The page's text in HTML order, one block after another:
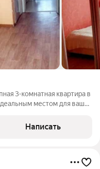
3-комнатная квартира в
местом для вашей
Окна выходят на
Написать